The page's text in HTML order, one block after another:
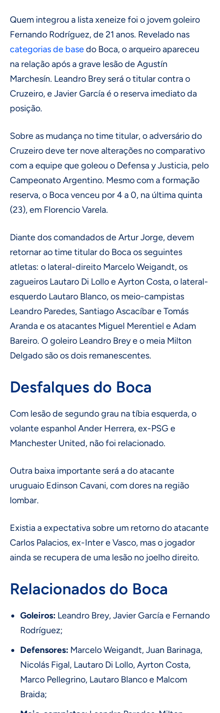
Quem integrou a lista xeneize foi o jovem goleiro
Fernando Rodríguez, de 21 anos. Revelado nas
categorias de basedo Boca, o arqueiro apareceu
na relação após a grave lesão de Agustín
Marchesín. Leandro Brey será o titular contra o
Cruzeiro, e Javier García é o reserva imediato da
posição.
Sobre as mudança no time titular, o adversário do
Cruzeiro deve ter nove alterações no comparativo
com a equipe que goleou o Defensa y Justicia, pelo
Campeonato Argentino. Mesmo com a formação
reserva, o Boca venceu por 4 a 0, na última quinta
(23), em Florencio Varela.
Diante dos comandados de Artur Jorge, devem
retornar ao time titular do Boca os seguintes
atletas: o lateral-direito Marcelo Weigandt, os
zagueiros Lautaro Di Lollo e Ayrton Costa, o lateral-
esquerdo Lautaro Blanco, os meio-campistas
Leandro Paredes, Santiago Ascacíbar e Tomás
Aranda e os atacantes Miguel Merentiel e Adam
Bareiro. O goleiro Leandro Brey e o meia Milton
Delgado são os dois remanescentes.
Desfalques do Boca
Com lesão de segundo grau na tíbia esquerda, o
volante espanhol Ander Herrera, ex-PSG e
Manchester United, não foi relacionado.
Outra baixa importante será a do atacante
uruguaio Edinson Cavani, com dores na região
lombar.
Existia a expectativa sobre um retorno do atacante
Carlos Palacios, ex-Inter e Vasco, mas o jogador
ainda se recupera de uma lesão no joelho direito.
Relacionados do Boca
Goleiros: Leandro Brey, Javier García e Fernando
Rodríguez;
Defensores: Marcelo Weigandt, Juan Barinaga,
Nicolás Figal, Lautaro Di Lollo, Ayrton Costa,
Marco Pellegrino, Lautaro Blanco e Malcom
Braida;